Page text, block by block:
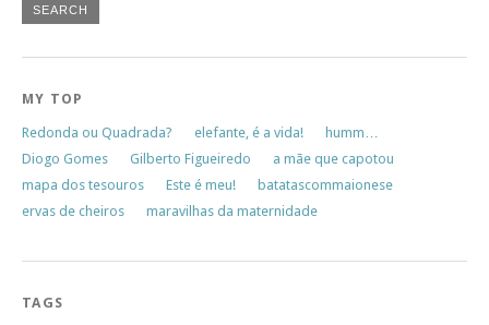
MY TOP
Redonda ou Quadrada? elefante, é a vida!
humm…
Diogo Gomes
Gilberto Figueiredo
a mãe que capotou
mapa dos tesouros
Este é meu!
batatascommaionese
ervas de cheiros
maravilhas da maternidade
TAGS